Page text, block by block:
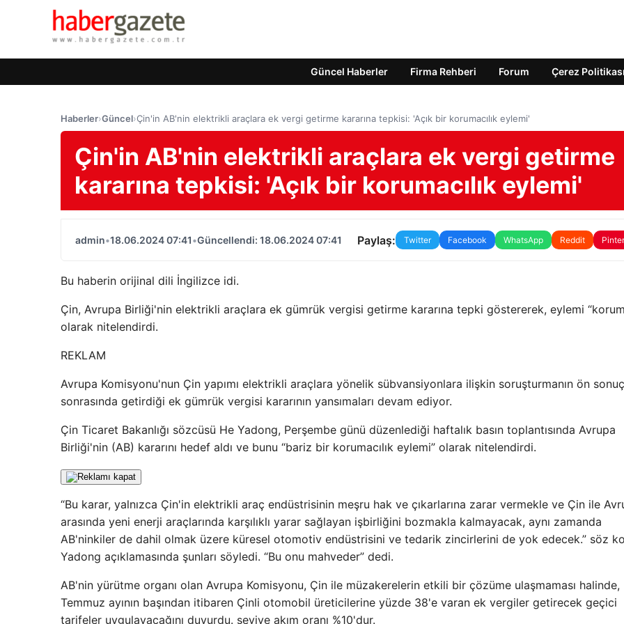
Güncel Haberler Firma Rehberi Forum Çerez Politikası
Haberler›Güncel›Çin'in AB'nin elektrikli araçlara ek vergi getirme kararına tepkisi: 'Açık bir korumacılık eylemi'
Çin'in AB'nin elektrikli araçlara ek vergi getirme
kararına tepkisi: 'Açık bir korumacılık eylemi'
admin•18.06.2024 07:41•Güncellendi: 18.06.2024 07:41 Paylaş: Twitter Facebook WhatsApp Reddit
Bu haberin orijinal dili İngilizce idi.
Çin, Avrupa Birliği'nin elektrikli araçlara ek gümrük vergisi getirme kararına tepki göstererek, eylemi
olarak nitelendirdi.
REKLAM
Avrupa Komisyonu'nun Çin yapımı elektrikli araçlara yönelik sübvansiyonlara ilişkin soruşturmanın ön
sonrasında getirdiği ek gümrük vergisi kararının yansımaları devam ediyor.
Çin Ticaret Bakanlığı sözcüsü He Yadong, Perşembe günü düzenlediği haftalık basın toplantısında Avrupa
Birliği'nin (AB) kararını hedef aldı ve bunu “bariz bir korumacılık eylemi” olarak nitelendirdi.
“Bu karar, yalnızca Çin'in elektrikli araç endüstrisinin meşru hak ve çıkarlarına zarar vermekle ve Çin ile
arasında yeni enerji araçlarında karşılıklı yarar sağlayan işbirliğini bozmakla kalmayacak, aynı zamanda
AB'ninkiler de dahil olmak üzere küresel otomotiv endüstrisini ve tedarik zincirlerini de yok edecek.” söz
Yadong açıklamasında şunları söyledi. “Bu onu mahveder” dedi.
AB'nin yürütme organı olan Avrupa Komisyonu, Çin ile müzakerelerin etkili bir çözüme ulaşmaması halinde,
Temmuz ayının başından itibaren Çinli otomobil üreticilerine yüzde 38'e varan ek vergiler getirecek geçici
tarifeler uygulayacağını duyurdu. seviye akım oranı %10'dur.